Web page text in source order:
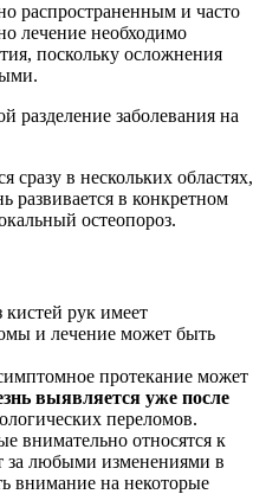
распространенным и часто
лечение необходимо
поскольку осложнения
разделение заболевания на
сразу в нескольких областях,
развивается в конкретном
остеопороз.
рук имеет
и лечение может быть
протекание может
выявляется уже после
переломов.
внимательно относятся к
за любыми изменениями в
внимание на некоторые